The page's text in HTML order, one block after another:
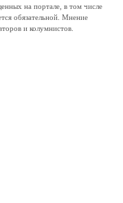
на портале, в том числе
обязательной. Мнение
и колумнистов.